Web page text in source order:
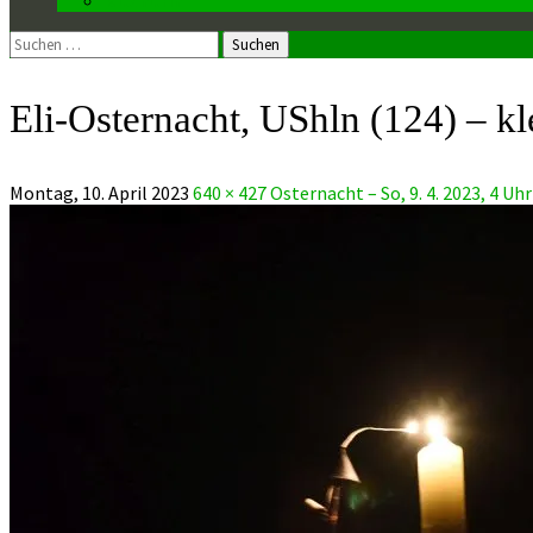
Suchen
nach:
Eli-Osternacht, UShln (124) –
Montag, 10. April 2023 640 × 427Osternacht – So, 9. 4. 2023, 4 Uhr